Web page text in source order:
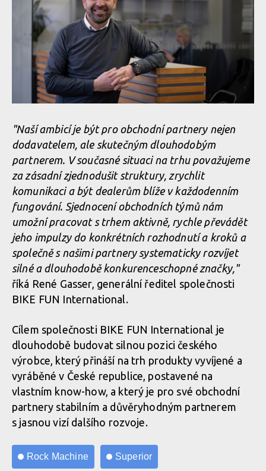
"Naší ambicí je být pro obchodní partnery nejen
dodavatelem, ale skutečným dlouhodobým
partnerem. V současné situaci na trhu považujeme
za zásadní zjednodušit struktury, zrychlit
komunikaci a být dealerům blíže v každodenním
fungování. Sjednocení obchodních týmů nám
umožní pracovat s trhem aktivně, rychle převádět
jeho impulzy do konkrétních rozhodnutí a kroků a
společně s našimi partnery systematicky rozvíjet
silné a dlouhodobě konkurenceschopné značky,"
říká René Gasser, generální ředitel společnosti
BIKE FUN International.
Cílem společnosti BIKE FUN International je
dlouhodobě budovat silnou pozici českého
výrobce, který přináší na trh produkty vyvíjené a
vyráběné v České republice, postavené na
vlastním know-how, a který je pro své obchodní
partnery stabilním a důvěryhodným partnerem
s jasnou vizí dalšího rozvoje.
Rock Machine Superior